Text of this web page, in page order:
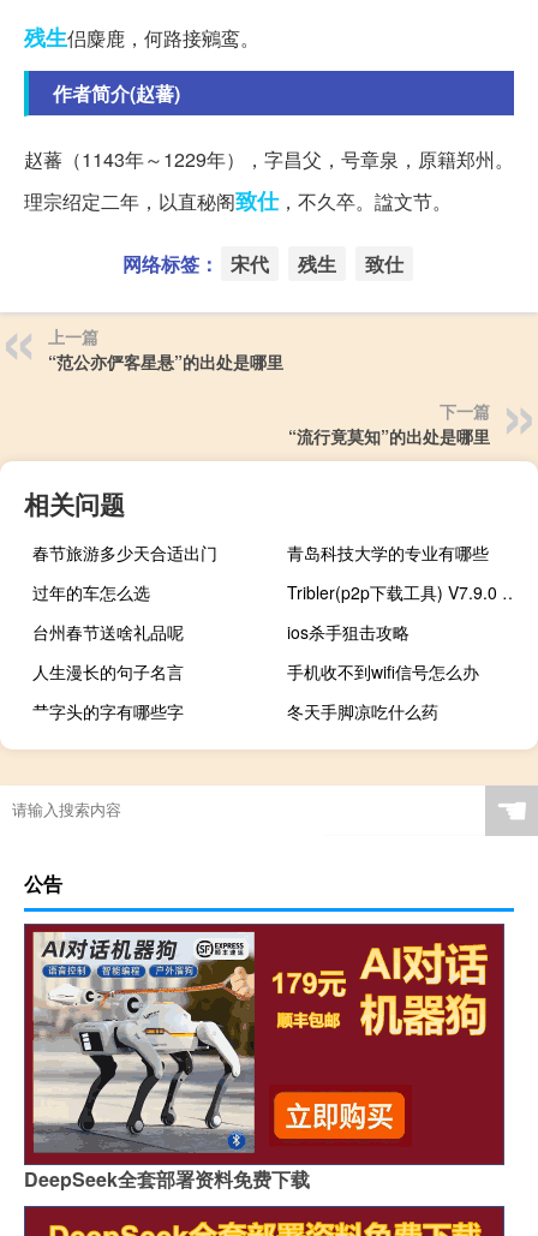
残生侣麋鹿，何路接鵷鸾。
作者简介(赵蕃)
赵蕃（1143年～1229年），字昌父，号章泉，原籍郑州。
理宗绍定二年，以直秘阁致仕，不久卒。諡文节。
网络标签： 宋代 残生 致仕
上一篇
“范公亦俨客星悬”的出处是哪里
下一篇
“流行竟莫知”的出处是哪里
相关问题
春节旅游多少天合适出门
青岛科技大学的专业有哪些
过年的车怎么选
Tribler(p2p下载工具) V7.9.0 官方最新版（Tribler(p2p下载工具) V7.9.0 官方最新版功能简介）
台州春节送啥礼品呢
ios杀手狙击攻略
人生漫长的句子名言
手机收不到wifi信号怎么办
龷字头的字有哪些字
冬天手脚凉吃什么药
☚
公告
DeepSeek全套部署资料免费下载